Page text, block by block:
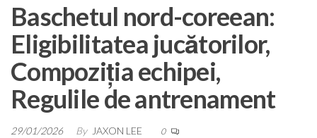
Baschetul nord-coreean:
Eligibilitatea jucătorilor,
Compoziția echipei,
Regulile de antrenament
29/01/2026 By JAXON LEE 0